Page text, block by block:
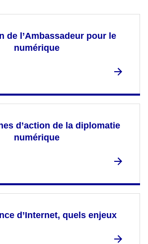
de l’Ambassadeur pour le
numérique
d’action de la diplomatie
numérique
d’Internet, quels enjeux